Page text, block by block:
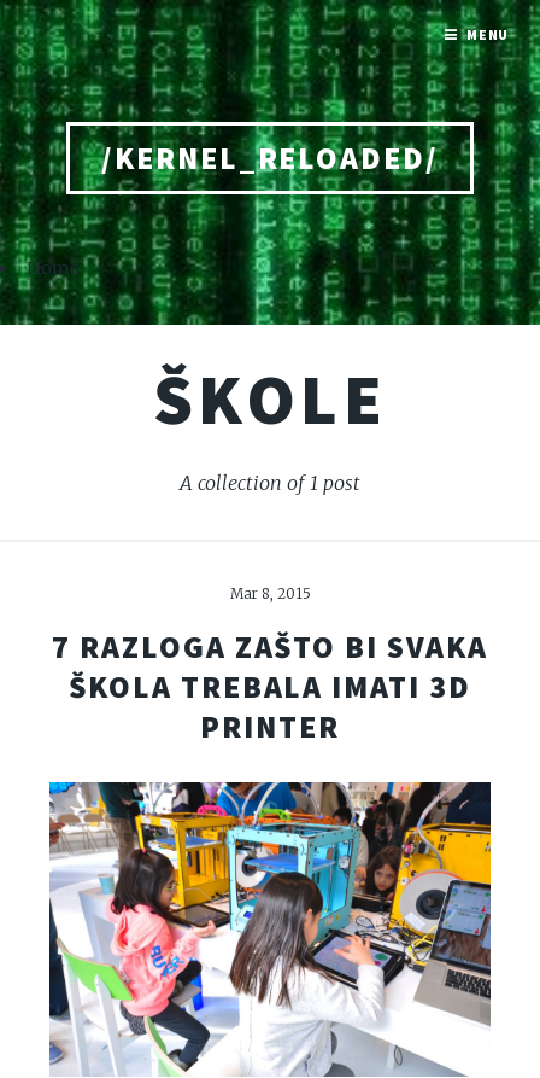
/KERNEL_RELOADED/
Home
ŠKOLE
A collection of 1 post
Mar 8, 2015
7 RAZLOGA ZAŠTO BI SVAKA
ŠKOLA TREBALA IMATI 3D
PRINTER
MENU